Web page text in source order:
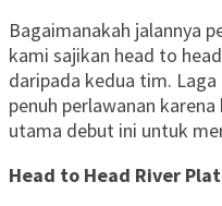
Bagaimanakah jalannya
kami sajikan head to
daripada kedua tim.
penuh perlawanan
utama debut ini untuk
Head to Head River